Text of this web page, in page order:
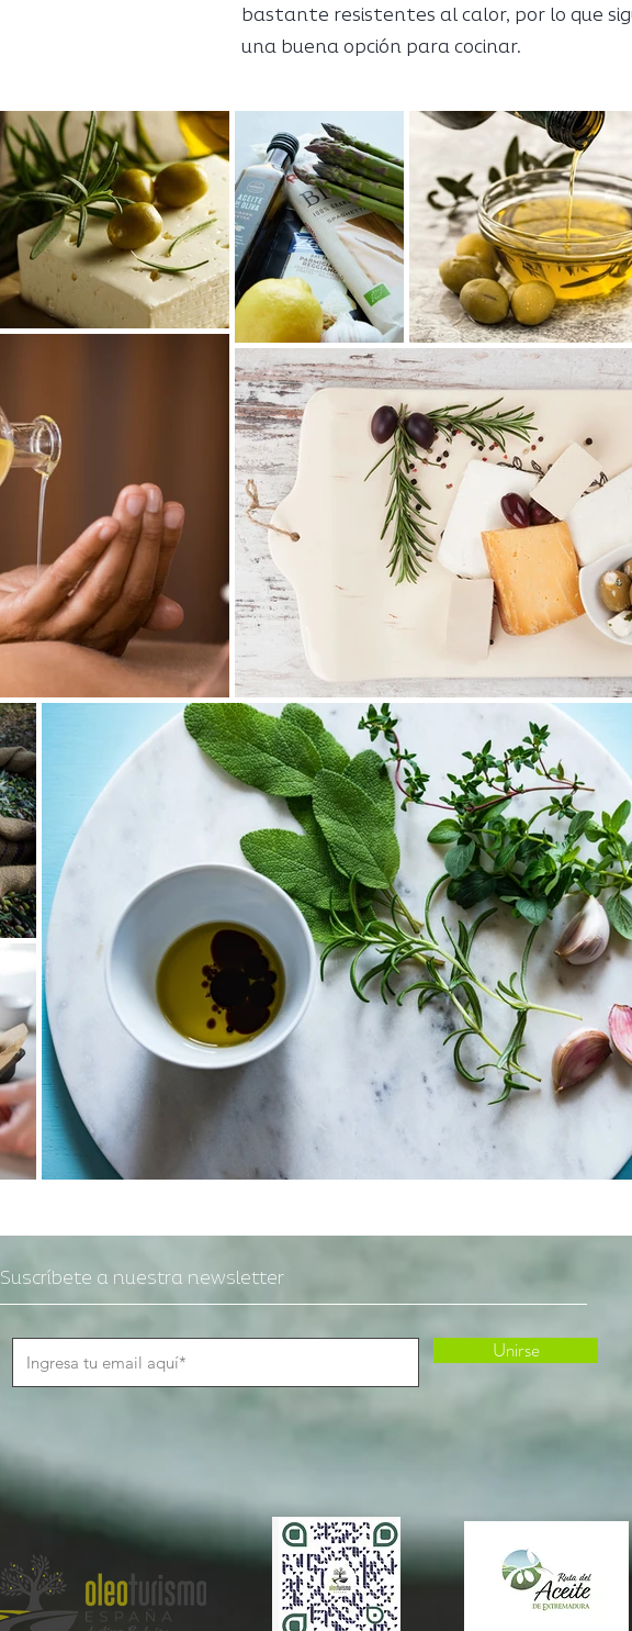
bastante resistentes al calor, por lo que
una buena opción para cocinar.
Suscríbete a nuestra newsletter
Unirse